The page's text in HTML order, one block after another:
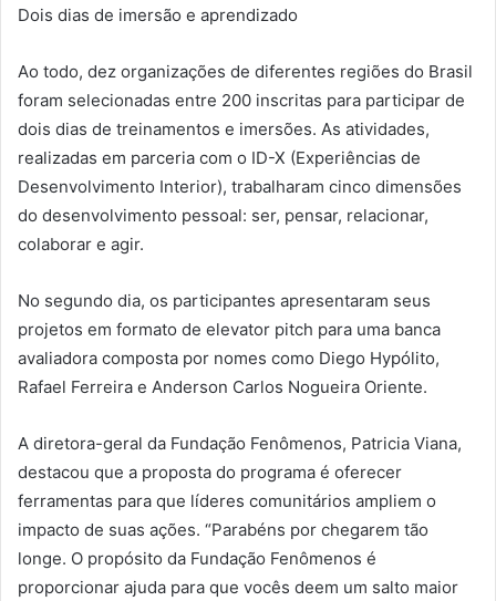
Dois dias de imersão e aprendizado
Ao todo, dez organizações de diferentes regiões do Brasil
foram selecionadas entre 200 inscritas para participar de
dois dias de treinamentos e imersões. As atividades,
realizadas em parceria com o ID-X (Experiências de
Desenvolvimento Interior), trabalharam cinco dimensões
do desenvolvimento pessoal: ser, pensar, relacionar,
colaborar e agir.
No segundo dia, os participantes apresentaram seus
projetos em formato de elevator pitch para uma banca
avaliadora composta por nomes como Diego Hypólito,
Rafael Ferreira e Anderson Carlos Nogueira Oriente.
A diretora-geral da Fundação Fenômenos, Patricia Viana,
destacou que a proposta do programa é oferecer
ferramentas para que líderes comunitários ampliem o
impacto de suas ações. “Parabéns por chegarem tão
longe. O propósito da Fundação Fenômenos é
proporcionar ajuda para que vocês deem um salto maior